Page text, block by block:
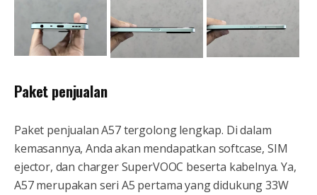
Paket penjualan
Paket penjualan A57 tergolong lengkap. Di dalam
kemasannya, Anda akan mendapatkan softcase, SIM
ejector, dan charger SuperVOOC beserta kabelnya. Ya,
A57 merupakan seri A5 pertama yang didukung 33W